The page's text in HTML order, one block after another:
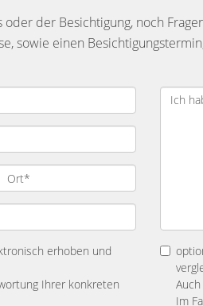
der Besichtigung, noch
sowie einen
erhoben und
Ihrer konkreten
Im